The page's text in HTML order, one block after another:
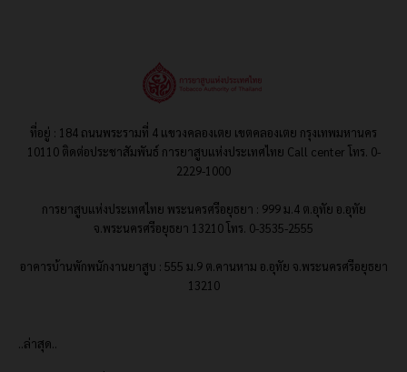
ที่อยู่ : 184 ถนนพระรามที่ 4 แขวงคลองเตย เขตคลองเตย กรุงเทพมหานคร
10110 ติดต่อประชาสัมพันธ์ การยาสูบแห่งประเทศไทย Call center โทร. 0-
2229-1000
การยาสูบแห่งประเทศไทย พระนครศรีอยุธยา : 999 ม.4 ต.อุทัย อ.อุทัย
จ.พระนครศรีอยุธยา 13210 โทร. 0-3535-2555
อาคารบ้านพักพนักงานยาสูบ : 555 ม.9 ต.คานหาม อ.อุทัย จ.พระนครศรีอยุธยา
13210
..ล่าสุด..